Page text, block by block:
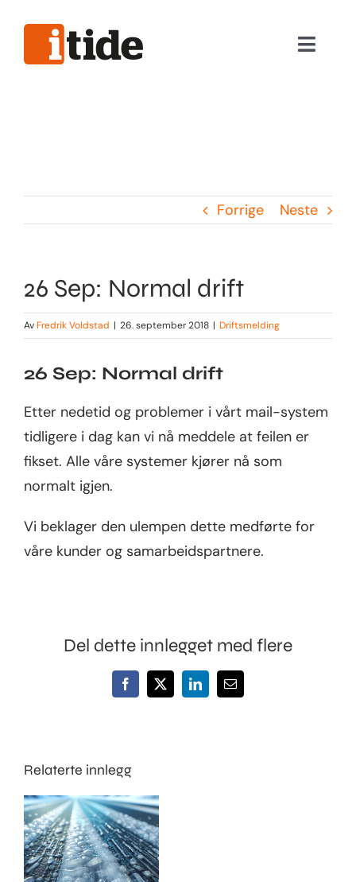
content
Toggle
Forrige Neste
26 Sep: Normal drift
AvFredrik Voldstad | 26. september 2018 | Driftsmelding
26 Sep: Normal drift
Etter nedetid og problemer i vårt mail-system
tidligere i dag kan vi nå meddele at feilen er
fikset. Alle våre systemer kjører nå som
normalt igjen.
Vi beklager den ulempen dette medførte for
våre kunder og samarbeidspartnere.
Del dette innlegget med flere
Facebook
X LinkedIn
E-
Relaterte innlegg